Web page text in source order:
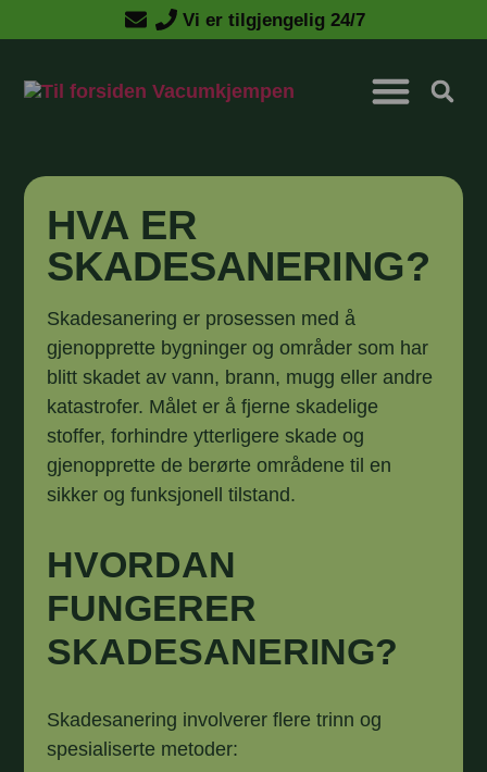
Vi er tilgjengelig 24/7
HVA ER
SKADESANERING?
Skadesanering er prosessen med å
gjenopprette bygninger og områder som har
blitt skadet av vann, brann, mugg eller andre
katastrofer. Målet er å fjerne skadelige
stoffer, forhindre ytterligere skade og
gjenopprette de berørte områdene til en
sikker og funksjonell tilstand.
HVORDAN
FUNGERER
SKADESANERING?
Skadesanering involverer flere trinn og
spesialiserte metoder: